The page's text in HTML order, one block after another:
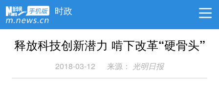
时政
释放科技创新潜力 啃下改革“硬骨头”
2018-03-12 来源： 光明日报